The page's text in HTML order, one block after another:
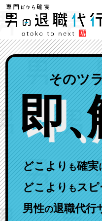
そのツ
即、
どこよりも確実
どこよりもスピ
男性の退職代行